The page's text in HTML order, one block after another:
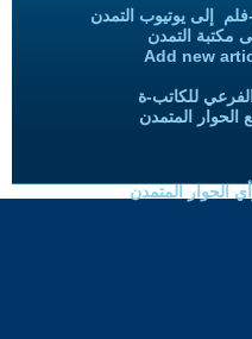
فلم إلى يوتيوب التمدن
مكتبة التمدن
Add new
للكاتب-ة
المتمدن
الحوار المتمدن